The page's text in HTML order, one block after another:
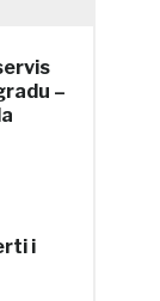
–
i